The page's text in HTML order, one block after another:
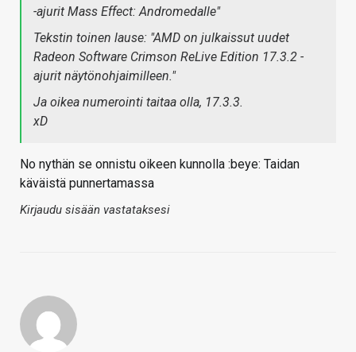
-ajurit Mass Effect: Andromedalle"
Tekstin toinen lause: "AMD on julkaissut uudet
Radeon Software Crimson ReLive Edition 17.3.2 -
ajurit näytönohjaimilleen."
Ja oikea numerointi taitaa olla, 17.3.3.
xD
No nythän se onnistu oikeen kunnolla :beye: Taidan
käväistä punnertamassa
Kirjaudu sisään vastataksesi